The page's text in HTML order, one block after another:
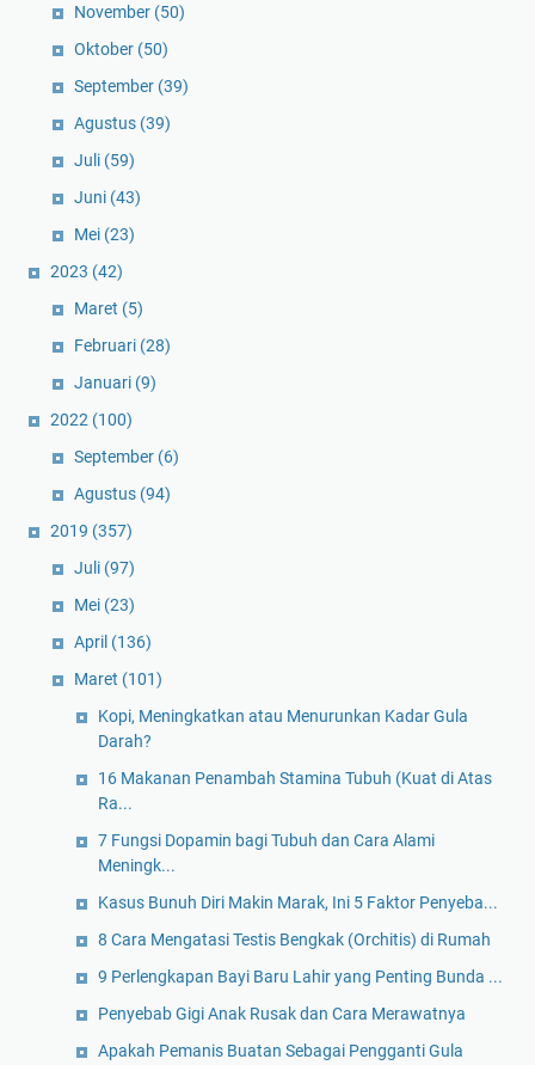
November (50)
Oktober (50)
September (39)
Agustus (39)
Juli (59)
Juni (43)
Mei (23)
2023 (42)
Maret (5)
Februari (28)
Januari (9)
2022 (100)
September (6)
Agustus (94)
2019 (357)
Juli (97)
Mei (23)
April (136)
Maret (101)
Kopi, Meningkatkan atau Menurunkan Kadar Gula
Darah?
16 Makanan Penambah Stamina Tubuh (Kuat di Atas
Ra...
7 Fungsi Dopamin bagi Tubuh dan Cara Alami
Meningk...
Kasus Bunuh Diri Makin Marak, Ini 5 Faktor Penyeba...
8 Cara Mengatasi Testis Bengkak (Orchitis) di Rumah
9 Perlengkapan Bayi Baru Lahir yang Penting Bunda ...
Penyebab Gigi Anak Rusak dan Cara Merawatnya
Apakah Pemanis Buatan Sebagai Pengganti Gula